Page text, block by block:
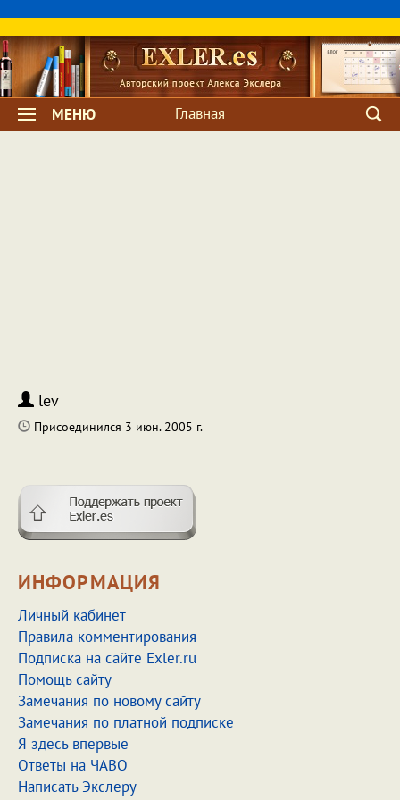
МЕНЮ Главная
lev
Присоединился 3 июн. 2005 г.
ИНФОРМАЦИЯ
Личный кабинет
Правила комментирования
Подписка на сайте Exler.ru
Помощь сайту
Замечания по новому сайту
Замечания по платной подписке
Я здесь впервые
Ответы на ЧАВО
Написать Экслеру